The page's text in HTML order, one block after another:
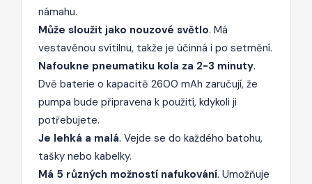
námahu.
Může sloužit jako nouzové světlo. Má
vestavěnou svítilnu, takže je účinná i po setmění.
Nafoukne pneumatiku kola za 2-3 minuty.
Dvě baterie o kapacitě 2600 mAh zaručují, že
pumpa bude připravena k použití, kdykoli ji
potřebujete.
Je lehká a malá. Vejde se do každého batohu,
tašky nebo kabelky.
Má 5 různých možností nafukování. Umožňuje